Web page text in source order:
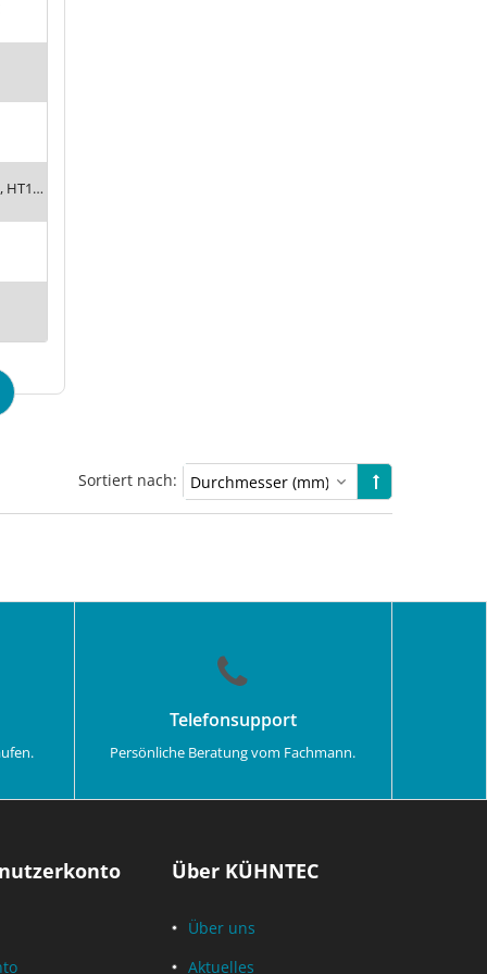
HE, HNBR, HT1, Siton®, Tempaflex, Therban®, Thermalon®
Sortiert nach:
Telefonsupport
Persönliche Beratung vom Fachmann.
Über KÜHNTEC
Über uns
Aktuelles